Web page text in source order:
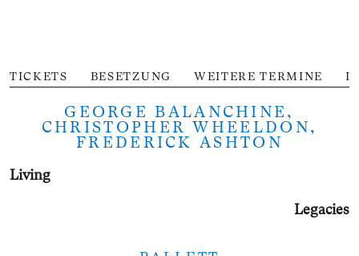
TICKETS BESETZUNG WEITERE TERMINE
GEORGE BALANCHINE,
CHRISTOPHER WHEELDON,
FREDERICK ASHTON
Living
Legacies